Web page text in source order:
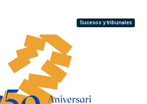
Sucesos y tribunales